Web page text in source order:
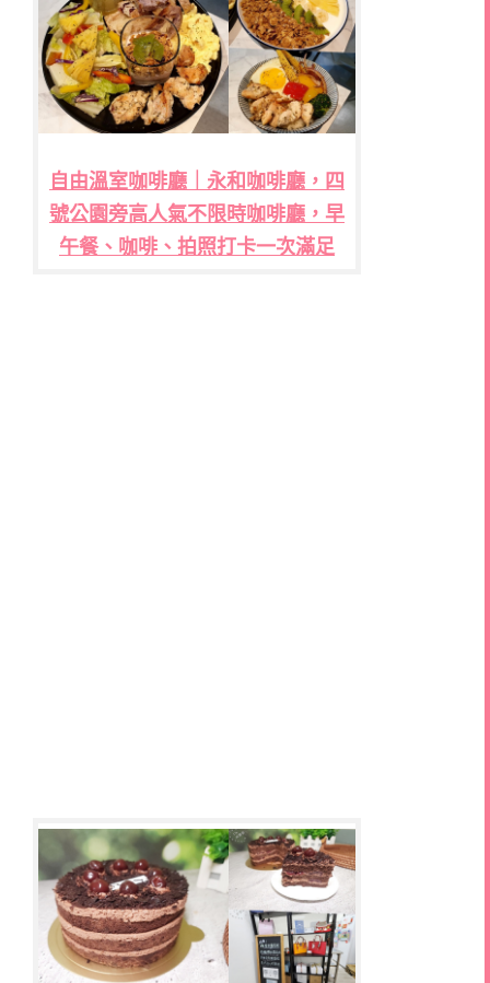
自由溫室咖啡廳｜永和咖啡廳，四
號公園旁高人氣不限時咖啡廳，早
午餐、咖啡、拍照打卡一次滿足